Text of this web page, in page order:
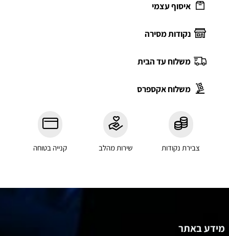
איסוף עצמי
נקודות מסירה
משלוח עד הבית
משלוח אקספרס
צבירת נקודות שירות מהלב קנייה בטוחה
מידע באתר